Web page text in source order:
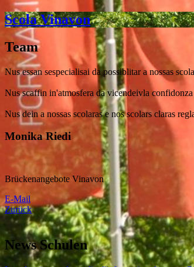
Scola Vinavon
Team
Nus essan sespecialisai da possiblitar a nossas
Nus scaffin in'atmosfera da vicendeivla
Nus dein a nossas scolaras e nos scolars claras
Monika Riedi
Brückenangebote Vinavon
E-Mail
Zurück
News Schulen